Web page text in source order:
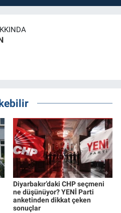
Diyarbakır’daki CHP seçmeni
ne düşünüyor? YENİ Parti
anketinden dikkat çeken
sonuçlar